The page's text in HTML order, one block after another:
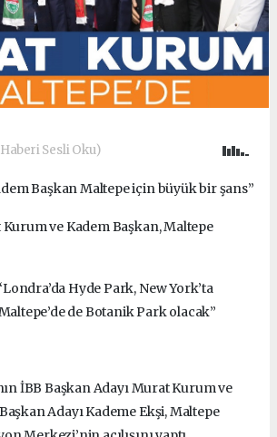
Sesli Oku)
Başkan Maltepe için büyük bir şans”
ve Kadem Başkan, Maltepe
Hyde Park, New York’ta
de Botanik Park olacak”
İBB Başkan Adayı Murat Kurum ve
Adayı Kademe Ekşi, Maltepe